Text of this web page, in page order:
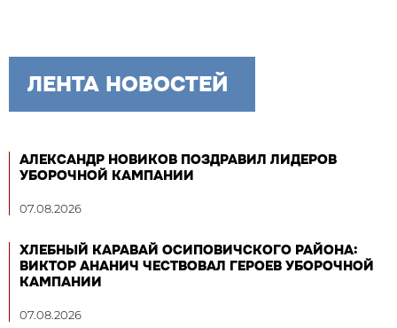
ЛЕНТА НОВОСТЕЙ
АЛЕКСАНДР НОВИКОВ ПОЗДРАВИЛ ЛИДЕРОВ
УБОРОЧНОЙ КАМПАНИИ
07.08.2026
ХЛЕБНЫЙ КАРАВАЙ ОСИПОВИЧСКОГО РАЙОНА:
ВИКТОР АНАНИЧ ЧЕСТВОВАЛ ГЕРОЕВ УБОРОЧНОЙ
КАМПАНИИ
07.08.2026